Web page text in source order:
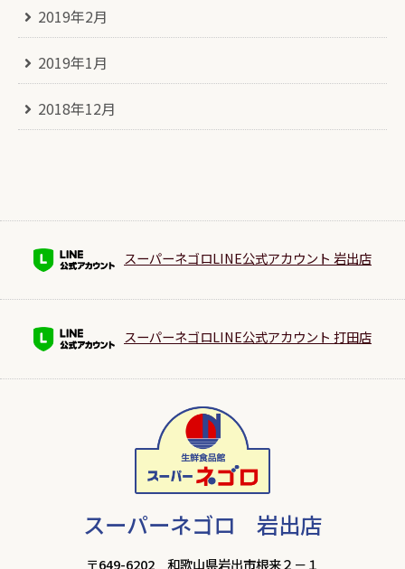
2019年2月
2019年1月
2018年12月
スーパーネゴロLINE公式アカウント 岩出店
スーパーネゴロLINE公式アカウント 打田店
スーパーネゴロ 岩出店
〒649-6202 和歌山県岩出市根来２－１